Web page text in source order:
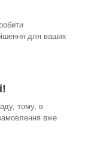
для ваших
тому, в
вже